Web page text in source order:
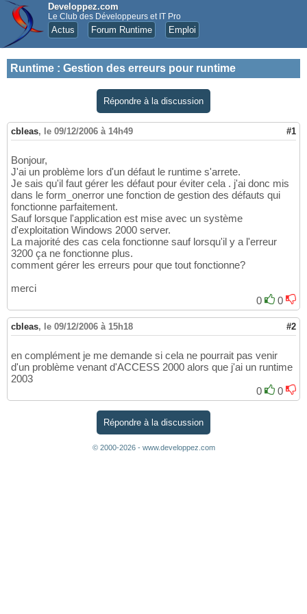
Developpez.com
Le Club des Développeurs et IT Pro
Actus Forum Runtime Emploi
Runtime : Gestion des erreurs pour runtime
Répondre à la discussion
cbleas, le 09/12/2006 à 14h49 #1
Bonjour,
J'ai un problème lors d'un défaut le runtime s'arrete.
Je sais qu'il faut gérer les défaut pour éviter cela . j'ai donc mis
dans le form_onerror une fonction de gestion des défauts qui
fonctionne parfaitement.
Sauf lorsque l'application est mise avec un système
d'exploitation Windows 2000 server.
La majorité des cas cela fonctionne sauf lorsqu'il y a l'erreur
3200 ça ne fonctionne plus.
comment gérer les erreurs pour que tout fonctionne?
merci
0
0
cbleas, le 09/12/2006 à 15h18 #2
en complément je me demande si cela ne pourrait pas venir
d'un problème venant d'ACCESS 2000 alors que j'ai un runtime
2003
0
0
Répondre à la discussion
© 2000-2026 - www.developpez.com